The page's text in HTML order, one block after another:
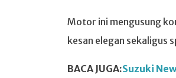
Motor ini mengusung
kesan elegan sekaligus
BACA JUGA:Suzuki